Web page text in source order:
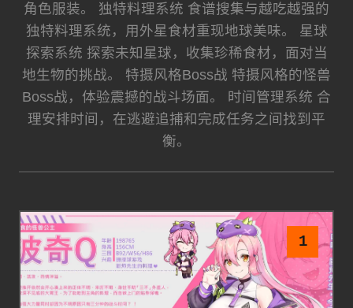
角色服装。 独特料理系统 食谱搜集与越吃越强的
独特料理系统，用外星食材重现地球美味。 星球
探索系统 探索未知星球，收集珍稀食材，面对当
地生物的挑战。 特摄风格Boss战 特摄风格的怪兽
Boss战，体验震撼的战斗场面。 时间管理系统 合
理安排时间，在逃避追捕和完成任务之间找到平
衡。
1